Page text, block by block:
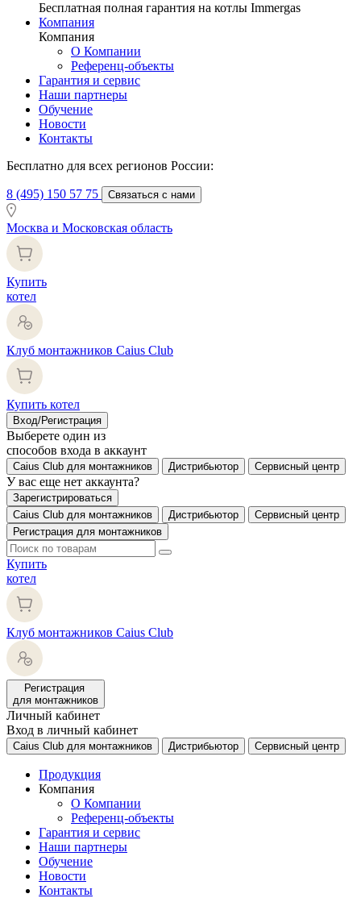
Бесплатная полная гарантия на котлы Immergas
Компания
Компания
О Компании
Референц-объекты
Гарантия и сервис
Наши партнеры
Обучение
Новости
Контакты
Бесплатно для всех регионов России:
8 (495) 150 57 75 Связаться с нами
Москва и Московская область
Купить
котел
Клуб монтажников Caius Club
Купить котел
Вход/Регистрация
Выберете один из
способов входа в аккаунт
Caius Club для монтажников Дистрибьютор Сервисный центр
У вас еще нет аккаунта?
Зарегистрироваться
Caius Club для монтажников
Дистрибьютор
Сервисный центр
Регистрация для монтажников
Купить
котел
Клуб монтажников Caius Club
Регистрация
для монтажников
Личный кабинет
Вход в личный кабинет
Caius Club для монтажников Дистрибьютор Сервисный центр
Продукция
Компания
О Компании
Референц-объекты
Гарантия и сервис
Наши партнеры
Обучение
Новости
Контакты